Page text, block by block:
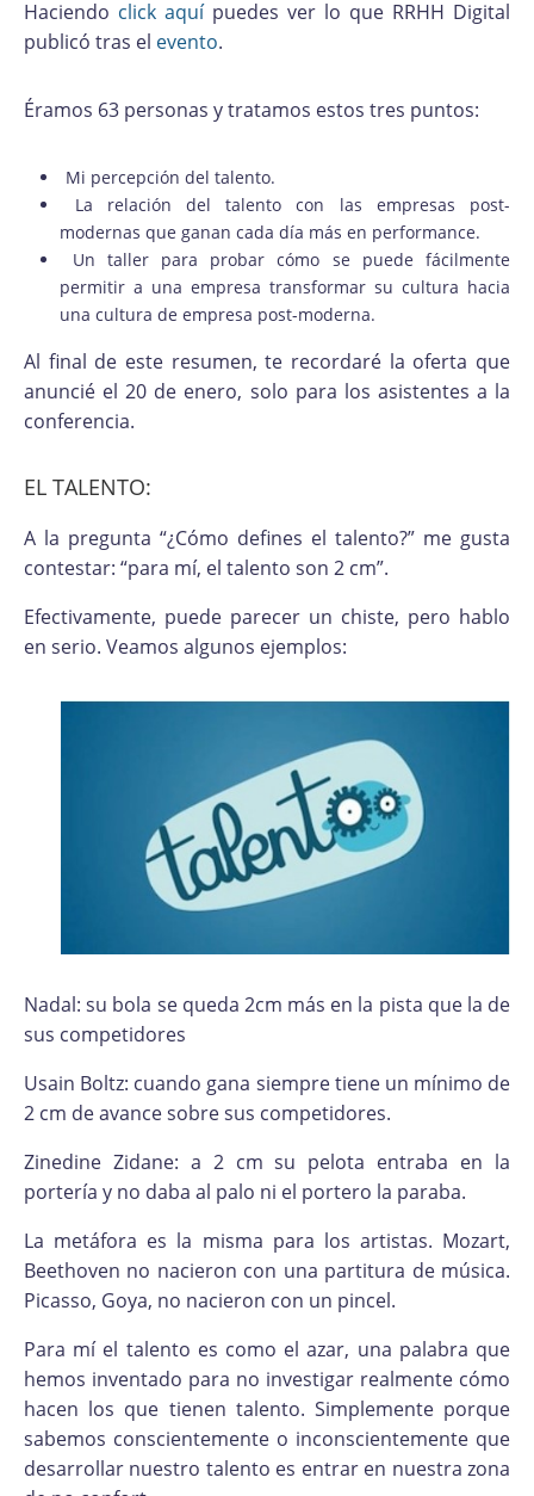
Haciendo click aquípuedes ver lo que RRHH Digital
publicó tras el evento.
Éramos 63 personas y tratamos estos tres puntos:
Mi percepción del talento.
La relación del talento con las empresas post-
modernas que ganan cada día más en performance.
Un taller para probar cómo se puede fácilmente
permitir a una empresa transformar su cultura hacia
una cultura de empresa post-moderna.
Al final de este resumen, te recordaré la oferta que
anuncié el 20 de enero, solo para los asistentes a la
conferencia.
EL TALENTO:
A la pregunta “¿Cómo defines el talento?” me gusta
contestar: “para mí, el talento son 2 cm”.
Efectivamente, puede parecer un chiste, pero hablo
en serio. Veamos algunos ejemplos:
Nadal: su bola se queda 2cm más en la pista que la de
sus competidores
Usain Boltz: cuando gana siempre tiene un mínimo de
2 cm de avance sobre sus competidores.
Zinedine Zidane: a 2 cm su pelota entraba en la
portería y no daba al palo ni el portero la paraba.
La metáfora es la misma para los artistas. Mozart,
Beethoven no nacieron con una partitura de música.
Picasso, Goya, no nacieron con un pincel.
Para mí el talento es como el azar, una palabra que
hemos inventado para no investigar realmente cómo
hacen los que tienen talento. Simplemente porque
sabemos conscientemente o inconscientemente que
desarrollar nuestro talento es entrar en nuestra zona